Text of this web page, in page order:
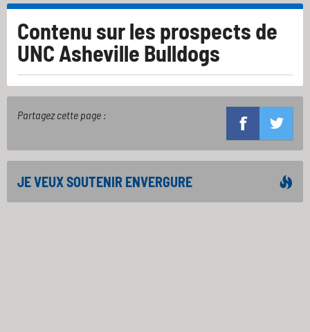
Contenu sur les prospects de
UNC Asheville Bulldogs
Partagez cette page :
JE VEUX SOUTENIR ENVERGURE